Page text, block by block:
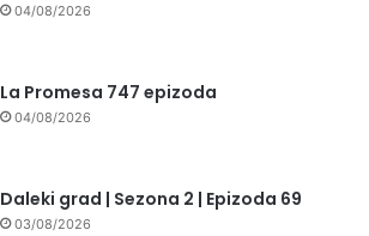
04/08/2026
La Promesa 747 epizoda
04/08/2026
Daleki grad | Sezona 2 | Epizoda 69
03/08/2026